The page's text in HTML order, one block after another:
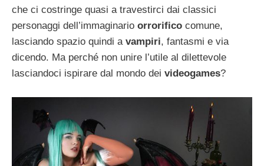
che ci costringe quasi a travestirci dai classici
personaggi dell’immaginario orrorifico comune,
lasciando spazio quindi a vampiri, fantasmi e via
dicendo. Ma perché non unire l’utile al dilettevole
lasciandoci ispirare dal mondo dei videogames?